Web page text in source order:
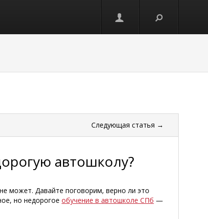
Следующая статья →
автошколу?
может. Давайте поговорим, верно ли это
но недорогоеобучение в автошколе СПб —